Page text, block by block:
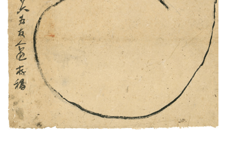
砚
边
夜
话
美
术
图
库